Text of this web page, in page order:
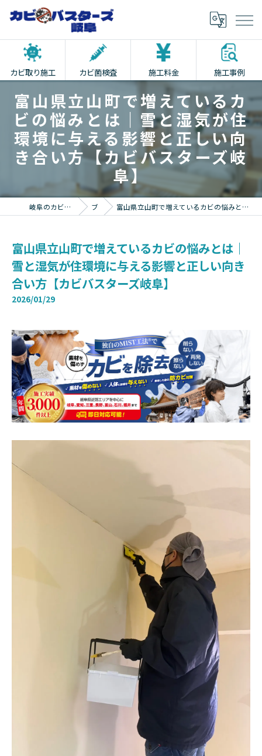
カビ取り施工 カビ菌検査 施工料金 施工事例
富山県立山町で増えているカ
ビの悩みとは｜雪と湿気が住
環境に与える影響と正しい向
き合い方【カビバスターズ岐
阜】
岐阜のカビ取りならカビバスターズ岐阜 ブログ 富山県立山町で増えているカビの悩みとは｜雪と湿気が住環境に与える影響と正しい向き合い方【カビバスターズ岐阜】
富山県立山町で増えているカビの悩みとは｜
雪と湿気が住環境に与える影響と正しい向き
合い方【カビバスターズ岐阜】
2026/01/29